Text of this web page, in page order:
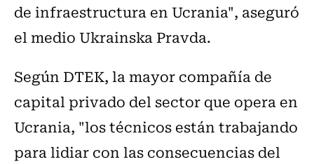
de infraestructura en Ucrania", aseguró
el medio Ukrainska Pravda.
Según DTEK, la mayor compañía de
capital privado del sector que opera en
Ucrania, "los técnicos están trabajando
para lidiar con las consecuencias del